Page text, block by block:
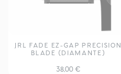
JRL FADE EZ-GAP PRECISION
BLADE (DIAMANTE)
38,00 €